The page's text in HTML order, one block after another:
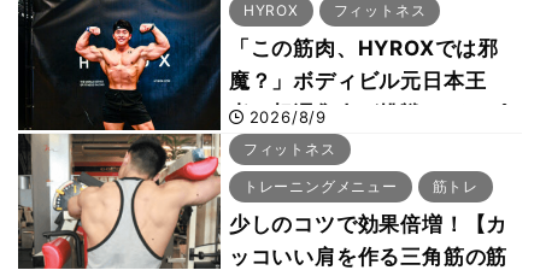
29年の大会も準備」
HYROX フィットネス
「この筋肉、HYROXでは邪
魔？」ボディビル元日本王
者・相澤隼人が挑戦 バーピ
ーでは驚異の種目2位
2026/8/9
フィットネス
トレーニングメニュー 筋トレ
少しのコツで効果倍増！【カ
ッコいい肩を作る三角筋の筋